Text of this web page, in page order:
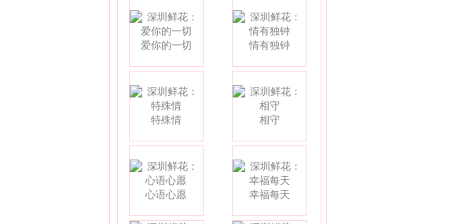
爱你的一切 情有独钟
特殊情 相守
心语心愿 幸福每天